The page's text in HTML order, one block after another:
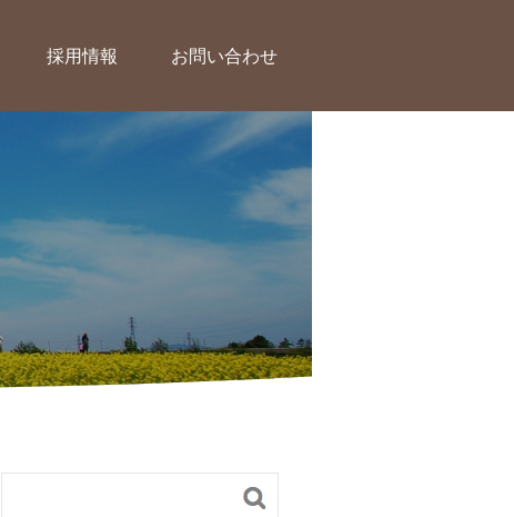
採用情報 お問い合わせ